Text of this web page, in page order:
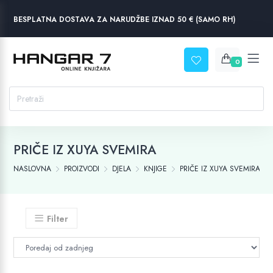
BESPLATNA DOSTAVA ZA NARUDŽBE IZNAD 50 € (SAMO RH)
0
PRIČE IZ XUYA SVEMIRA
NASLOVNA PROIZVODI DJELA KNJIGE PRIČE IZ XUYA SVEMIRA
Filter